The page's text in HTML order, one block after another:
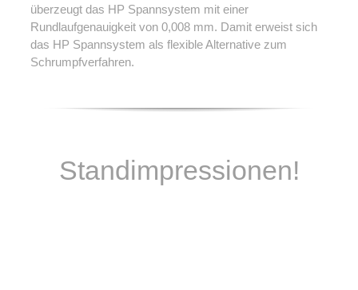
überzeugt das HP Spannsystem mit einer
Rundlaufgenauigkeit von 0,008 mm. Damit erweist sich
das HP Spannsystem als flexible Alternative zum
Schrumpfverfahren.
Standimpressionen!